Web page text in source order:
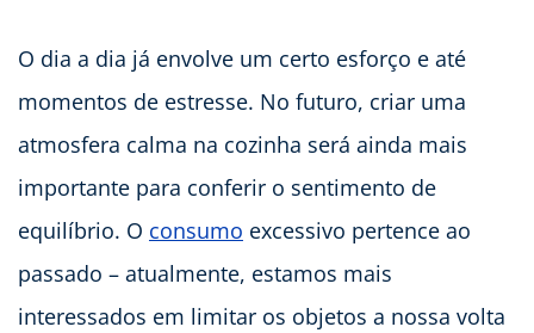
O dia a dia já envolve um certo esforço e até
momentos de estresse. No futuro, criar uma
atmosfera calma na cozinha será ainda mais
importante para conferir o sentimento de
equilíbrio. O consumo excessivo pertence ao
passado – atualmente, estamos mais
interessados em limitar os objetos a nossa volta